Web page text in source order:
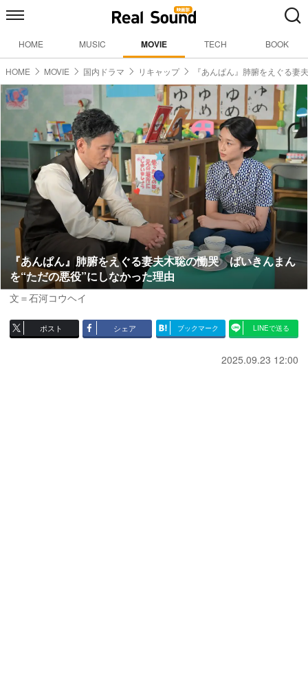
HOME MUSIC MOVIE TECH BOOK
HOME MOVIE 国内ドラマ リキャップ 『あんぱん』肺腑をえぐる妻
『あんぱん』肺腑をえぐる妻夫木聡の慟哭 ばいきんまん
を“ただの悪役”にしなかった理由
文＝石河コウヘイ
ポスト シェア ブックマーク LINEで送る
2025.09.23 12:00